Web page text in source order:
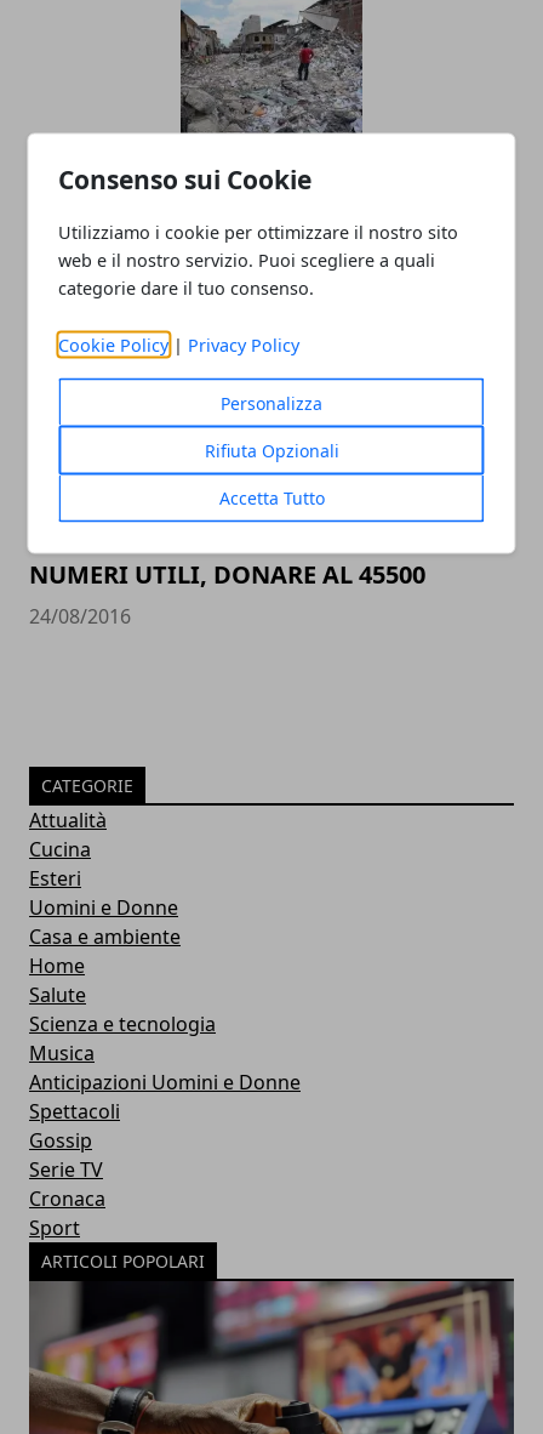
Consenso sui Cookie
Utilizziamo i cookie per ottimizzare il nostro sito
web e il nostro servizio. Puoi scegliere a quali
categorie dare il tuo consenso.
Cookie Policy | Privacy Policy
Personalizza
Rifiuta Opzionali
Accetta Tutto
Terremoto?
25/08/2016
NUMERI UTILI, DONARE AL 45500
24/08/2016
CATEGORIE
Attualità
Cucina
Esteri
Uomini e Donne
Casa e ambiente
Home
Salute
Scienza e tecnologia
Musica
Anticipazioni Uomini e Donne
Spettacoli
Gossip
Serie TV
Cronaca
Sport
ARTICOLI POPOLARI